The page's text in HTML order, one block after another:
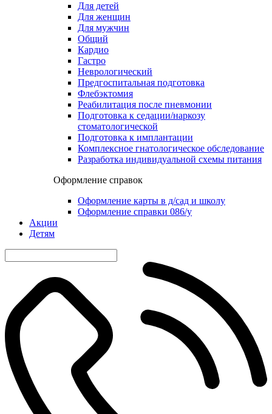
Для детей
Для женщин
Для мужчин
Общий
Кардио
Гастро
Неврологический
Предгоспитальная подготовка
Флебэктомия
Реабилитация после пневмонии
Подготовка к седации/наркозу
стоматологической
Подготовка к имплантации
Комплексное гнатологическое обследование
Разработка индивидуальной схемы питания
Оформление справок
Оформление карты в д/сад и школу
Оформление справки 086/у
Акции
Детям